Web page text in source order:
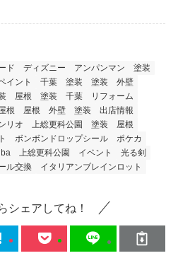
ド ディズニー アンパンマン
塗装
イント 千葉 塗装
塗装 外壁
屋根 塗装
千葉 リフォーム
根 屋根 外壁 塗装
出店情報
リオ 上総更科公園
塗装 屋根
ボンボンドロップシール
ポケカ
上総更科公園 イベント
光る剣
ル交換 イタリアンブレインロット
シェアしてね！